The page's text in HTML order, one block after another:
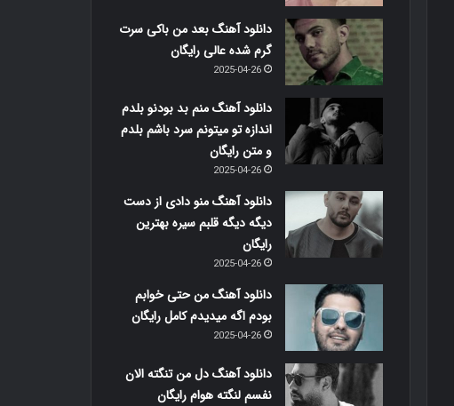
دانلود آهنگ بعد من باکی سرت
گرم شده عالی رایگان
2025-04-26
دانلود آهنگ منم بد بودنو بلدم
اندازه تو میتونم سرد باشم بلدم
و متن رایگان
2025-04-26
دانلود آهنگ منو دادی از دست
دیگه دیگه قلبم سیره بهترین
رایگان
2025-04-26
دانلود آهنگ من حتی خوابم
بودم اگه میدیدم کامل رایگان
2025-04-26
دانلود آهنگ دل من تنگته الان
نفسم لنگته هوام رایگان